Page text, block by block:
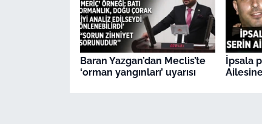
Baran Yazgan’dan Meclis’te
‘orman yangınları’ uyarısı
İpsala